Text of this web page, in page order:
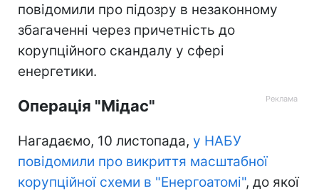
повідомили про підозру в незаконному
збагаченні через причетність до
корупційного скандалу у сфері
енергетики.
Операція "Мідас"
Нагадаємо, 10 листопада, у НАБУ
повідомили про викриття масштабної
корупційної схеми в "Енергоатомі", до якої